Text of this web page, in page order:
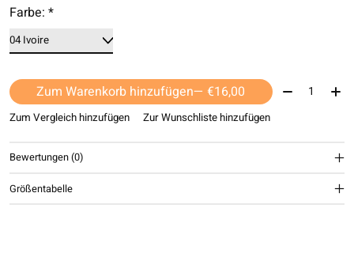
Farbe: *
Zum Warenkorb hinzufügen — €16,00 Menge:
Zum Vergleich hinzufügen Zur Wunschliste hinzufügen
Bewertungen (0)
Größentabelle